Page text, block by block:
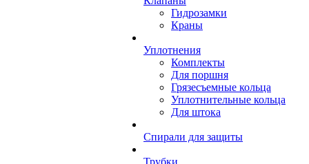
Гидрозамки
Краны
Уплотнения
Комплекты
Для поршня
Грязесъемные кольца
Уплотнительные кольца
Для штока
Спирали для защиты
Трубки